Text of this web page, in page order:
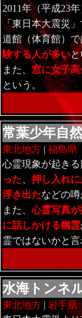
2011年（平成23
「東日本大震災
道館（体育館）
験する人が多いと
また、 窓に女子
という。
常葉少年自
東北地方 |福島県
心霊現象が起きる
った 、押し入れ
浮き出たなどの噂
また、心霊写真
に話しかける幽霊
霊ではないかと言
水海トンネ
東北地方 |岩手県